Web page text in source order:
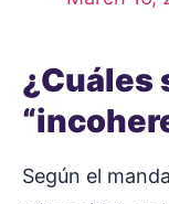
¿Cuáles
Según el